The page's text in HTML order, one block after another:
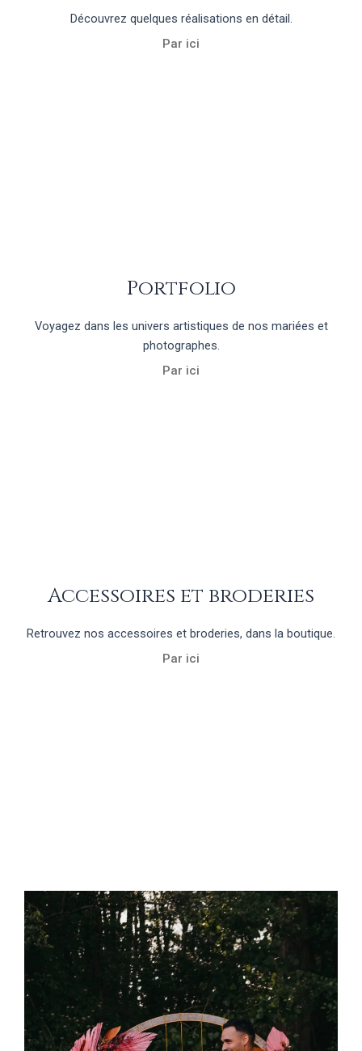
Découvrez quelques réalisations en détail.
Par ici
Portfolio
Voyagez dans les univers artistiques de nos mariées et
photographes.
Par ici
Accessoires et broderies
Retrouvez nos accessoires et broderies, dans la boutique.
Par ici